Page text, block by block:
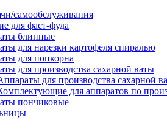
самообслуживания
для фаст-фуда
блинные
для нарезки картофеля спиралью
для попкорна
для производства сахарной ваты
для производства сахарной
для аппаратов по
пончиковые